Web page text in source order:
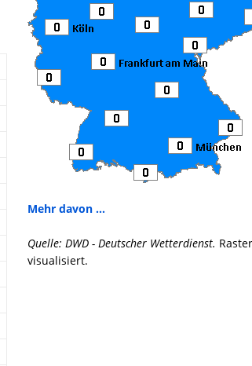
Mehr davon ...
Quelle: DWD - Deutscher Wetterdienst.
visualisiert.